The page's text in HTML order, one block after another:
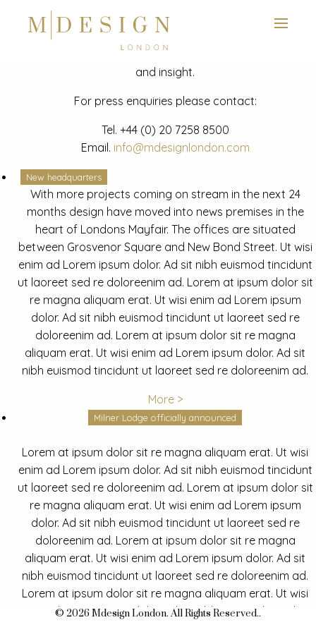
News
Latest mdesign development project and advisory news
and insight.
For press enquiries please contact:
Tel. +44 (0) 20 7258 8500
Email. info@mdesignlondon.com
New headquarters
With more projects coming on stream in the next 24
months design have moved into news premises in the
heart of Londons Mayfair. The offices are situated
between Grosvenor Square and New Bond Street. Ut wisi
enim ad Lorem ipsum dolor. Ad sit nibh euismod tincidunt
ut laoreet sed re doloreenim ad. Lorem at ipsum dolor sit
re magna aliquam erat. Ut wisi enim ad Lorem ipsum
dolor. Ad sit nibh euismod tincidunt ut laoreet sed re
doloreenim ad. Lorem at ipsum dolor sit re magna
aliquam erat. Ut wisi enim ad Lorem ipsum dolor. Ad sit
nibh euismod tincidunt ut laoreet sed re doloreenim ad.
More >
Milner Lodge officially announced
Lorem at ipsum dolor sit re magna aliquam erat. Ut wisi
enim ad Lorem ipsum dolor. Ad sit nibh euismod tincidunt
ut laoreet sed re doloreenim ad. Lorem at ipsum dolor sit
re magna aliquam erat. Ut wisi enim ad Lorem ipsum
dolor. Ad sit nibh euismod tincidunt ut laoreet sed re
doloreenim ad. Lorem at ipsum dolor sit re magna
aliquam erat. Ut wisi enim ad Lorem ipsum dolor. Ad sit
nibh euismod tincidunt ut laoreet sed re doloreenim ad.
Lorem at ipsum dolor sit re magna aliquam erat. Ut wisi
enim ad Lorem ipsum dolor. Ad sit nibh euismod tincidunt
© 2026 Mdesign London. All Rights Reserved..